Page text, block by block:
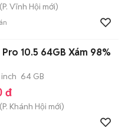
(P. Vĩnh Hội mới)
10.5 64GB Xám 98%
64 GB
đ
(P. Khánh Hội mới)